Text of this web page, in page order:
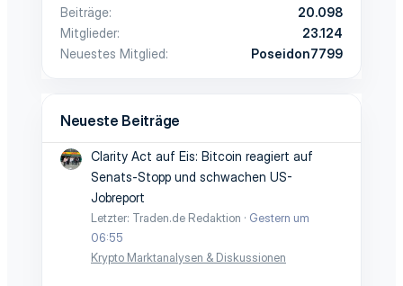
Beiträge
20.098
Mitglieder
23.124
Neuestes Mitglied
Poseidon7799
Neueste Beiträge
Clarity Act auf Eis: Bitcoin reagiert auf
Senats-Stopp und schwachen US-
Jobreport
Letzter: Traden.de Redaktion
Gestern um
06:55
Krypto Marktanalysen & Diskussionen